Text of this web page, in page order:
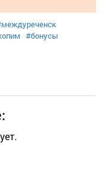
#бонусы